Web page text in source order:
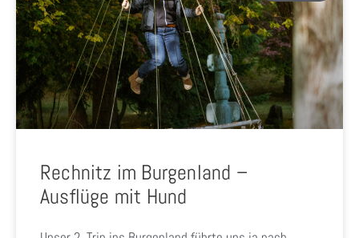
Rechnitz im Burgenland –
Ausflüge mit Hund